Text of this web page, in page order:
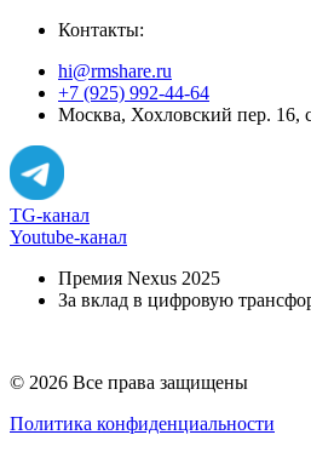
Контакты:
hi@rmshare.ru
+7 (925) 992-44-64
Москва, Хохловский пер. 16,
TG-канал
Youtube-канал
Премия Nexus 2025
За вклад в цифровую
© 2026 Все права защищены
Политика конфиденциальности